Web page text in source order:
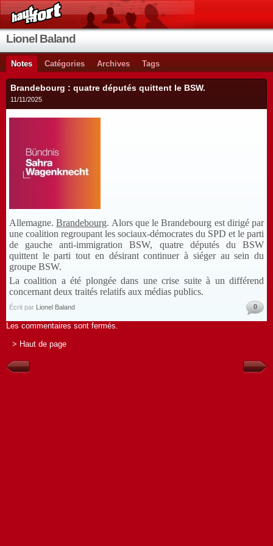
Lionel Baland
Notes Catégories Archives Tags
Brandebourg : quatre députés quittent le BSW.
11/11/2025
Allemagne.Brandebourg. Alors que le Brandebourg est dirigé par
une coalition regroupant les sociaux-démocrates du SPD et le parti
de gauche anti-immigration BSW, quatre députés du BSW
quittent le parti tout en désirant continuer à siéger au sein du
groupe BSW.
La coalition a été plongée dans une crise suite à un différend
concernant deux traités relatifs aux médias publics.
Écrit par Lionel Baland 0
Les commentaires sont fermés.
> Haut de page